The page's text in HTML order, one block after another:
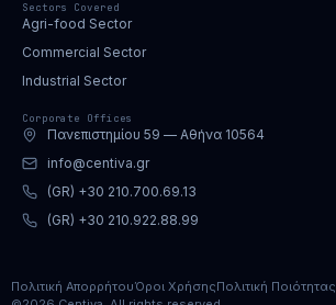
Sectors Covered
Agri-food Sector
Commercial Sector
Industrial Sector
Corporate Offices
Πανεπιστημίου 59 — Αθήνα 10564
info@centiva.gr
(GR) +30 210.700.69.13
(GR) +30 210.922.88.99
Πολιτική ΑπορρήτουΌροι ΧρήσηςΠολιτική Ποιότητας